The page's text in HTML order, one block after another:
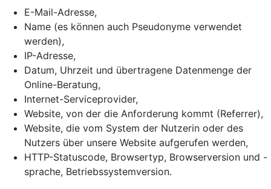
E-Mail-Adresse,
Name (es können auch Pseudonyme verwendet
werden),
IP-Adresse,
Datum, Uhrzeit und übertragene Datenmenge der
Online-Beratung,
Internet-Serviceprovider,
Website, von der die Anforderung kommt (Referrer),
Website, die vom System der Nutzerin oder des
Nutzers über unsere Website aufgerufen werden,
HTTP-Statuscode, Browsertyp, Browserversion und -
sprache, Betriebssystemversion.